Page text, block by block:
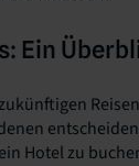
Ein
Hotel zu